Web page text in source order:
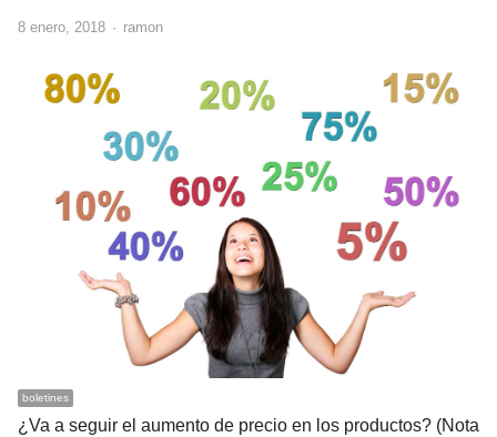
8 enero, 2018 Author
ramon
boletines
¿Va a seguir el aumento de precio en los productos? (Nota